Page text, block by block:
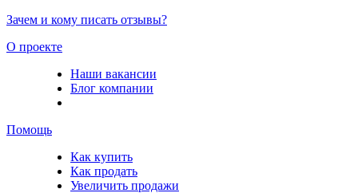
Зачем и кому писать отзывы?
О проекте
Наши вакансии
Блог компании
Помощь
Как купить
Как продать
Увеличить продажи